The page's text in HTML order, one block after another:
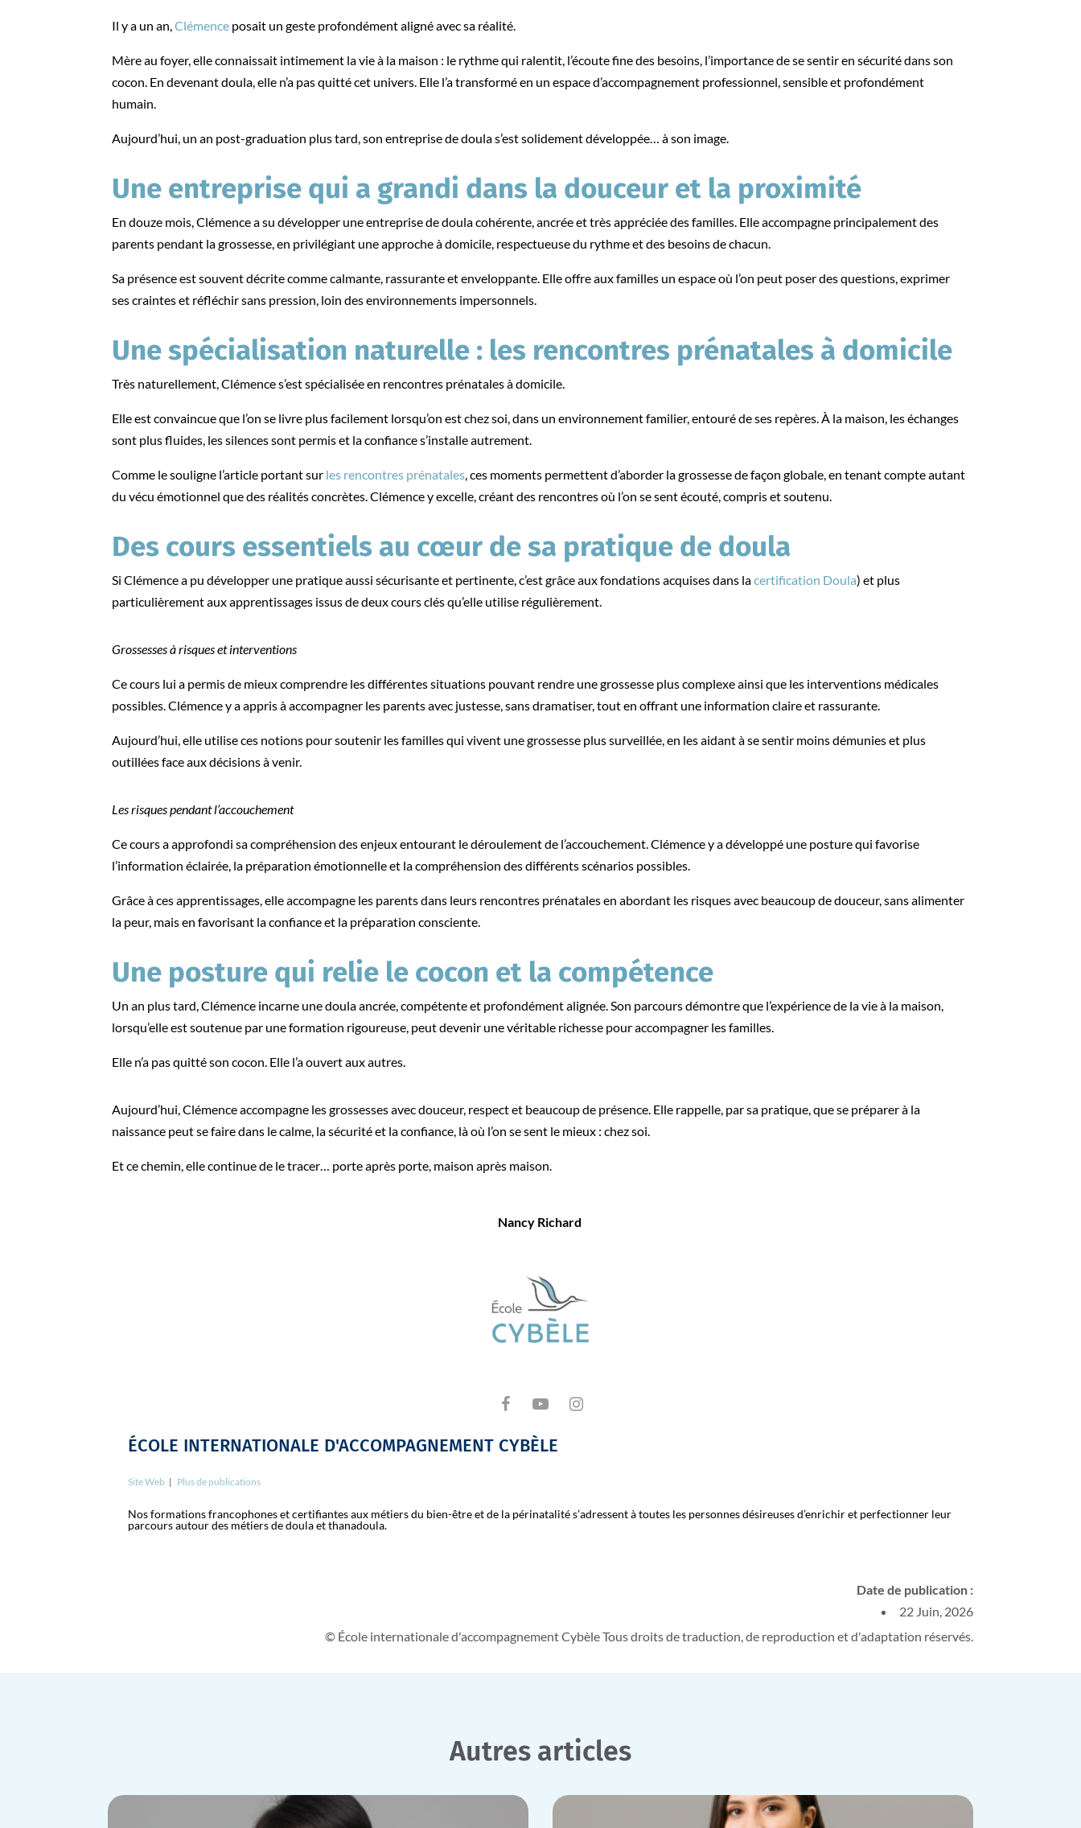
Il y a un an, Clémence posait un geste profondément aligné avec sa réalité.
Mère au foyer, elle connaissait intimement la vie à la maison : le rythme qui ralentit, l’écoute fine des besoins, l’importance de se sentir en sécurité dans son
cocon. En devenant doula, elle n’a pas quitté cet univers. Elle l’a transformé en un espace d’accompagnement professionnel, sensible et profondément
humain.
Aujourd’hui, un an post-graduation plus tard, son entreprise de doula s’est solidement développée… à son image.
Une entreprise qui a grandi dans la douceur et la proximité
En douze mois, Clémence a su développer une entreprise de doula cohérente, ancrée et très appréciée des familles. Elle accompagne principalement des
parents pendant la grossesse, en privilégiant une approche à domicile, respectueuse du rythme et des besoins de chacun.
Sa présence est souvent décrite comme calmante, rassurante et enveloppante. Elle offre aux familles un espace où l’on peut poser des questions, exprimer
ses craintes et réfléchir sans pression, loin des environnements impersonnels.
Une spécialisation naturelle : les rencontres prénatales à domicile
Très naturellement, Clémence s’est spécialisée en rencontres prénatales à domicile.
Elle est convaincue que l’on se livre plus facilement lorsqu’on est chez soi, dans un environnement familier, entouré de ses repères. À la maison, les échanges
sont plus fluides, les silences sont permis et la confiance s’installe autrement.
Comme le souligne l’article portant sur les rencontres prénatales , ces moments permettent d’aborder la grossesse de façon globale, en tenant compte autant
du vécu émotionnel que des réalités concrètes. Clémence y excelle, créant des rencontres où l’on se sent écouté, compris et soutenu.
Des cours essentiels au cœur de sa pratique de doula
Si Clémence a pu développer une pratique aussi sécurisante et pertinente, c’est grâce aux fondations acquises dans lacertification Doula) et plus
particulièrement aux apprentissages issus de deux cours clés qu’elle utilise régulièrement.
Grossesses à risques et interventions
Ce cours lui a permis de mieux comprendre les différentes situations pouvant rendre une grossesse plus complexe ainsi que les interventions médicales
possibles. Clémence y a appris à accompagner les parents avec justesse, sans dramatiser, tout en offrant une information claire et rassurante.
Aujourd’hui, elle utilise ces notions pour soutenir les familles qui vivent une grossesse plus surveillée, en les aidant à se sentir moins démunies et plus
outillées face aux décisions à venir.
Les risques pendant l’accouchement
Ce cours a approfondi sa compréhension des enjeux entourant le déroulement de l’accouchement. Clémence y a développé une posture qui favorise
l’information éclairée, la préparation émotionnelle et la compréhension des différents scénarios possibles.
Grâce à ces apprentissages, elle accompagne les parents dans leurs rencontres prénatales en abordant les risques avec beaucoup de douceur, sans alimenter
la peur, mais en favorisant la confiance et la préparation consciente.
Une posture qui relie le cocon et la compétence
Un an plus tard, Clémence incarne une doula ancrée, compétente et profondément alignée. Son parcours démontre que l’expérience de la vie à la maison,
lorsqu’elle est soutenue par une formation rigoureuse, peut devenir une véritable richesse pour accompagner les familles.
Elle n’a pas quitté son cocon. Elle l’a ouvert aux autres.
Aujourd’hui, Clémence accompagne les grossesses avec douceur, respect et beaucoup de présence. Elle rappelle, par sa pratique, que se préparer à la
naissance peut se faire dans le calme, la sécurité et la confiance, là où l’on se sent le mieux : chez soi.
Et ce chemin, elle continue de le tracer… porte après porte, maison après maison.
Nancy Richard
ÉCOLE INTERNATIONALE D'ACCOMPAGNEMENT CYBÈLE
Site Web | Plus de publications
Nos formations francophones et certifiantes aux métiers du bien-être et de la périnatalité s’adressent à toutes les personnes désireuses d’enrichir et perfectionner leur
parcours autour des métiers de doula et thanadoula.
Date de publication :
22 Juin, 2026
© École internationale d'accompagnement Cybèle Tous droits de traduction, de reproduction et d'adaptation réservés.
Autres articles